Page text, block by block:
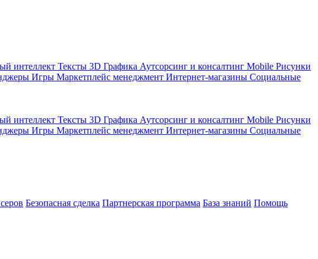
интеллект Тексты 3D Графика Аутсорсинг и консалтинг Mobile Рисунки
Игры Маркетплейс менеджмент Интернет-магазины Социальные
интеллект Тексты 3D Графика Аутсорсинг и консалтинг Mobile Рисунки
Игры Маркетплейс менеджмент Интернет-магазины Социальные
Безопасная сделка Партнерская программа База знаний Помощь